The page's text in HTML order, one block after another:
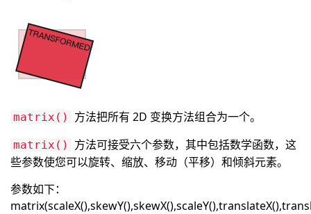
matrix() 方法把所有 2D 变换方法组合为一个。
matrix()
方法可接受六个参数，其中包括数学函数，这
些参数使您可以旋转、缩放、移动（平移）和倾斜元素。
参数如下：